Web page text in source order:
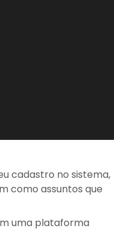
cadastro no sistema,
como assuntos que
uma plataforma